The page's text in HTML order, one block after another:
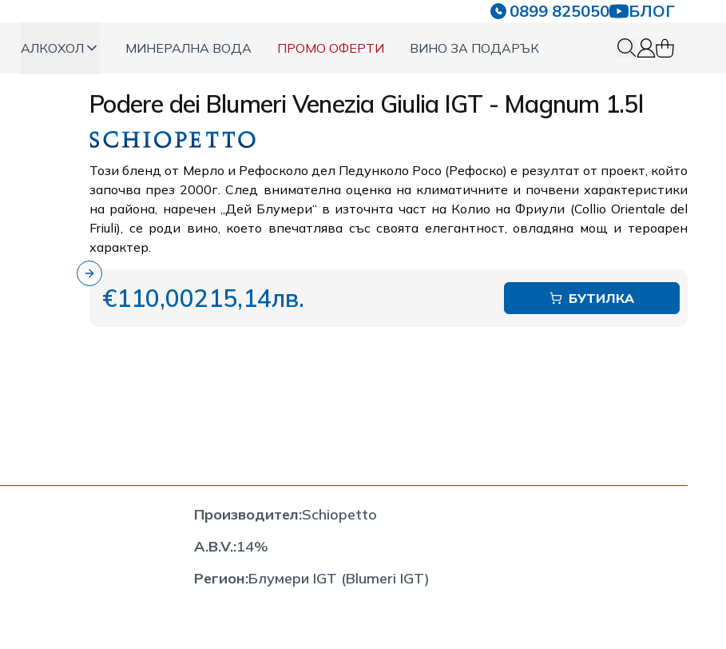
0899 825050 БЛОГ
АЛКОХОЛ МИНЕРАЛНА ВОДА ПРОМО ОФЕРТИ
ВИНО ЗА ПОДАРЪК
0 items in
Next slide
Podere dei Blumeri Venezia Giulia IGT - Magnum 1.5l
Този бленд от Мерло и Рефосколо дел Педунколо Росо (Рефоско) е резултат от проект, който
започва през 2000г. След внимателна оценка на климатичните и почвени характеристики
на района, наречен „Дей Блумери“ в източнта част на Колио на Фриули (Collio Orientale del
Friuli), се роди вино, което впечатлява със своята елегантност, овладяна мощ и тероарен
характер.
€110,00215,14лв. БУТИЛКА
Производител:Schiopetto
A.B.V.:14%
Регион:Блумери IGT (Blumeri IGT)